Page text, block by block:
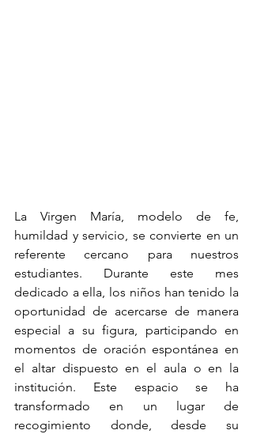
La Virgen María, modelo de fe,
humildad y servicio, se convierte en un
referente cercano para nuestros
estudiantes. Durante este mes
dedicado a ella, los niños han tenido la
oportunidad de acercarse de manera
especial a su figura, participando en
momentos de oración espontánea en
el altar dispuesto en el aula o en la
institución. Este espacio se ha
transformado en un lugar de
recogimiento donde, desde su